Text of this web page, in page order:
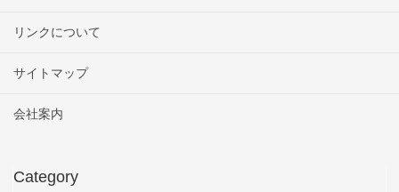
リンクについて
サイトマップ
会社案内
Category